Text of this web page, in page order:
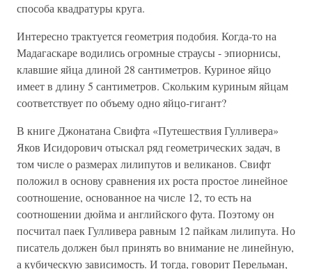
способа квадратуры круга.
Интересно трактуется геометрия подобия. Когда-то на
Мадагаскаре водились огромные страусы - эпиорнисы,
клавшие яйца длиной 28 сантиметров. Куриное яйцо
имеет в длину 5 сантиметров. Скольким куриным яйцам
соответствует по объему одно яйцо-гигант?
В книге Джонатана Свифта «Путешествия Гулливера»
Яков Исидорович отыскал ряд геометрических задач, в
том числе о размерах лилипутов и великанов. Свифт
положил в основу сравнения их роста простое линейное
соотношение, основанное на числе 12, то есть на
соотношении дюйма и английского фута. Поэтому он
посчитал паек Гулливера равным 12 пайкам лилипута. Но
писатель должен был принять во внимание не линейную,
а кубическую зависимость. И тогда, говорит Перельман,